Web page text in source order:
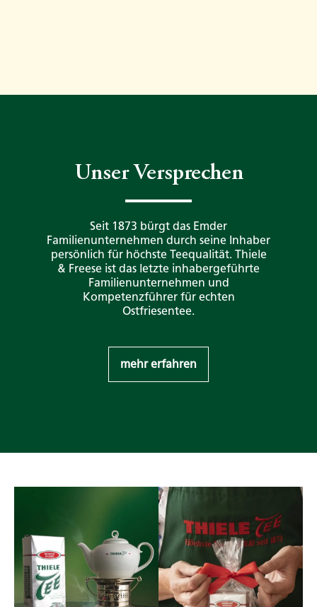
Unser Versprechen
Seit 1873 bürgt das Emder
Familienunternehmen durch seine Inhaber
persönlich für höchste Teequalität. Thiele
& Freese ist das letzte inhabergeführte
Familienunternehmen und
Kompetenzführer für echten
Ostfriesentee.
mehr erfahren